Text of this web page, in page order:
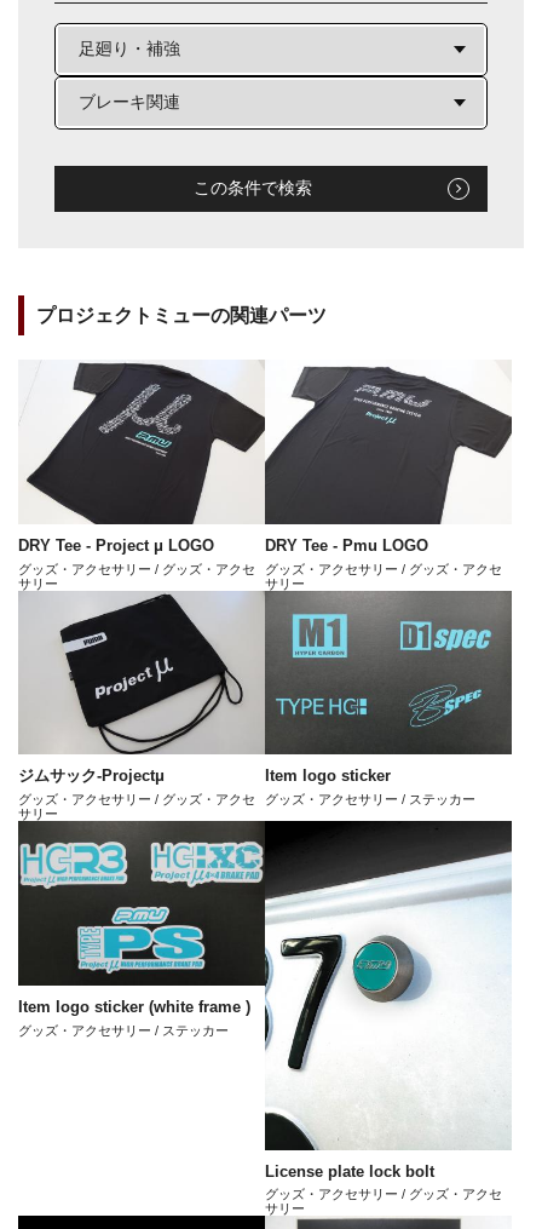
この条件で検索
プロジェクトミューの関連パーツ
DRY Tee - Project μ LOGO
グッズ・アクセサリー / グッズ・アクセ
サリー
DRY Tee - Pmu LOGO
グッズ・アクセサリー / グッズ・アクセ
サリー
ジムサック-Projectμ
グッズ・アクセサリー / グッズ・アクセ
サリー
Item logo sticker
グッズ・アクセサリー / ステッカー
Item logo sticker (white frame )
グッズ・アクセサリー / ステッカー
License plate lock bolt
グッズ・アクセサリー / グッズ・アクセ
サリー